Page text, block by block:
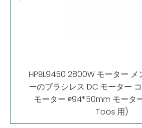
HPBL9450 2800W モーター メ
ーのブラシレス DC モーター
モーター ∅94*50mm モータ
Toos 用)